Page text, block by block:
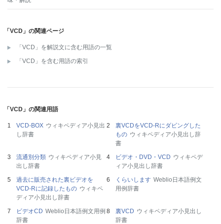
「VCD」の関連ページ
「VCD」を解説文に含む用語の一覧
「VCD」を含む用語の索引
「VCD」の関連用語
VCD-BOX ウィキペディア小見出
し辞書
裏VCDをVCD-Rにダビングした
もの ウィキペディア小見出し辞
書
流通別分類 ウィキペディア小見
出し辞書
ビデオ・DVD・VCD ウィキペデ
ィア小見出し辞書
過去に販売された裏ビデオを
VCD-Rに記録したもの ウィキペ
ディア小見出し辞書
くらいします Weblio日本語例文
用例辞書
ビデオCD Weblio日本語例文用例
辞書
裏VCD ウィキペディア小見出し
辞書